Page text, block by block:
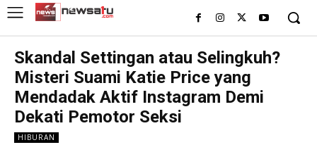
Skandal Settingan atau Selingkuh?
Misteri Suami Katie Price yang
Mendadak Aktif Instagram Demi
Dekati Pemotor Seksi
HIBURAN